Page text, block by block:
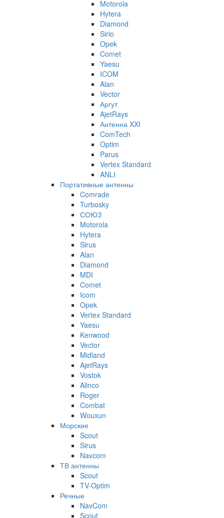
Motorola
Hytera
Diamond
Sirio
Opek
Comet
Yaesu
ICOM
Alan
Vector
Аргут
AjetRays
Антенна XXI
ComTech
Optim
Parus
Vertex Standard
ANLI
Портативные антенны
Comrade
Turbosky
СОЮЗ
Motorola
Hytera
Sirus
Alan
Diamond
MDI
Comet
Icom
Opek
Vertex Standard
Yaesu
Kenwood
Vector
Midland
AjetRays
Vostok
Alinco
Roger
Combat
Wouxun
Морские
Scout
Sirus
Navcom
ТВ антенны
Scout
TV-Optim
Речные
NavCom
Scout